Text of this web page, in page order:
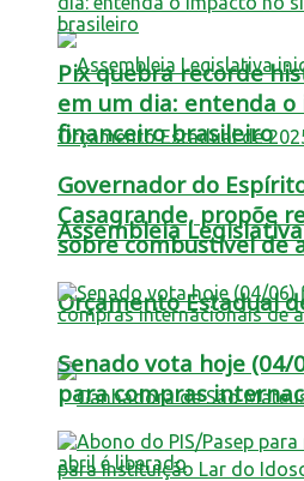
Assembleia
Orçamento Estadual
Pix quebra recorde
em um dia: entenda
financeiro brasileiro
Governador do
Casagrande, propõe
sobre combustível de
Senado vota hoje (04/
para compras